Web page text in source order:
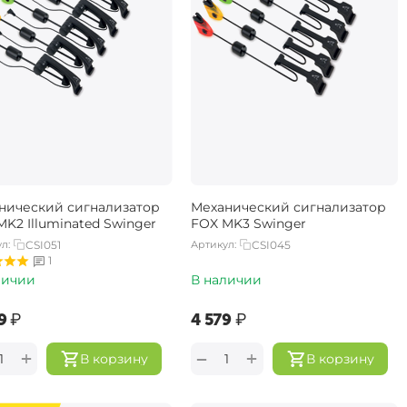
сигнализатор
Illuminated Swinger
CSI051
1
₽
В корзину
+
Механический сигнализатор
FOX MK3 Swinger
Артикул: CSI045
В наличии
‍4 579‍₽
В корзину
+
−